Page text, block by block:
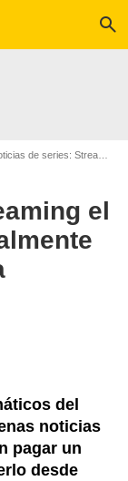
search
de series: Streaming
el
del
noticias
pagar un
desde